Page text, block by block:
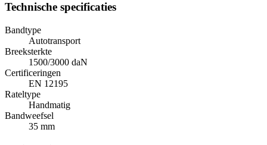
Technische specificaties
Bandtype
Autotransport
Breeksterkte
1500/3000 daN
Certificeringen
EN 12195
Rateltype
Handmatig
Bandweefsel
35 mm